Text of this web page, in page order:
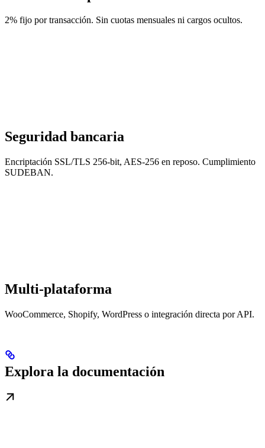
2% fijo por transacción. Sin cuotas mensuales ni cargos ocultos.
Seguridad bancaria
Encriptación SSL/TLS 256-bit, AES-256 en reposo. Cumplimiento
SUDEBAN.
Multi-plataforma
WooCommerce, Shopify, WordPress o integración directa por API.
Explora la documentación